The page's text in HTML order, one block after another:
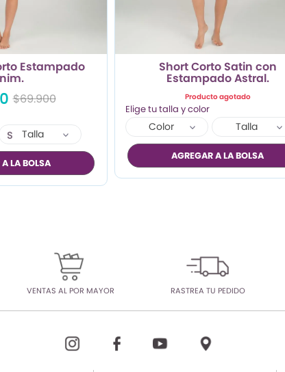
Estampado
$69.900
S
XL
Talla
LA BOLSA
Short Corto Satin con
Estampado Astral.
Producto agotado
Color Talla
AGREGAR A LA BOLSA
VENTAS AL POR MAYOR RASTREA TU PEDIDO